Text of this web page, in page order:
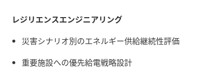
レジリエンスエンジニアリング
災害シナリオ別のエネルギー供給継続性評価
重要施設への優先給電戦略設計